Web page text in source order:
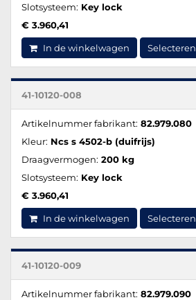
Slotsysteem: Key lock
€ 3.960,41
In de winkelwagen Selecteren
41-10120-008
Artikelnummer fabrikant: 82.979.080
Kleur: Ncs s 4502-b (duifrijs)
Draagvermogen: 200 kg
Slotsysteem: Key lock
€ 3.960,41
In de winkelwagen Selecteren
41-10120-009
Artikelnummer fabrikant: 82.979.090